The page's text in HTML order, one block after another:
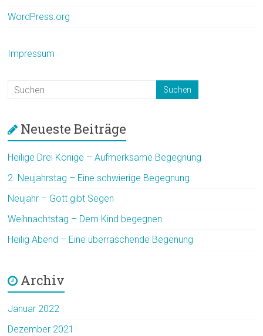
WordPress.org
Impressum
Neueste Beiträge
Heilige Drei Könige – Aufmerksame Begegnung
2. Neujahrstag – Eine schwierige Begegnung
Neujahr – Gott gibt Segen
Weihnachtstag – Dem Kind begegnen
Heilig Abend – Eine überraschende Begenung
Archiv
Januar 2022
Dezember 2021